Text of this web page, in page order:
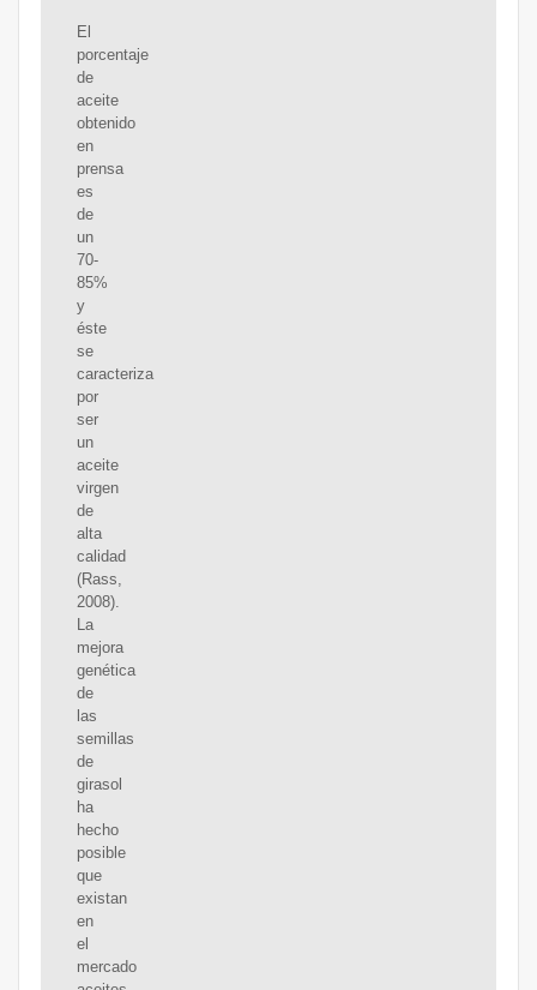
El
porcentaje
de
aceite
obtenido
en
prensa
es
de
un
70-
85%
y
éste
se
caracteriza
por
ser
un
aceite
virgen
de
alta
calidad
(Rass,
2008).
La
mejora
genética
de
las
semillas
de
girasol
ha
hecho
posible
que
existan
en
el
mercado